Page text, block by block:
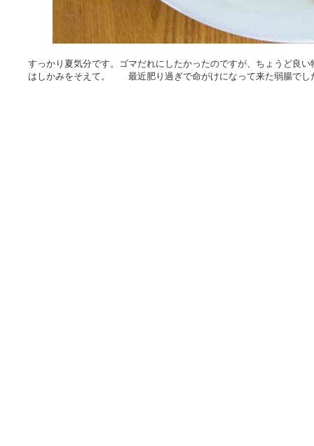
すっかり夏気分です。ゴマだれにしたかったのですが、ちょうど
はしかみをそえて。 最近肥り過ぎで命がけになって来た弱腸でし